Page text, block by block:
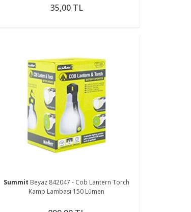
35,00 TL
Summit Beyaz 842047 - Cob Lantern Torch
Kamp Lambası 150 Lümen